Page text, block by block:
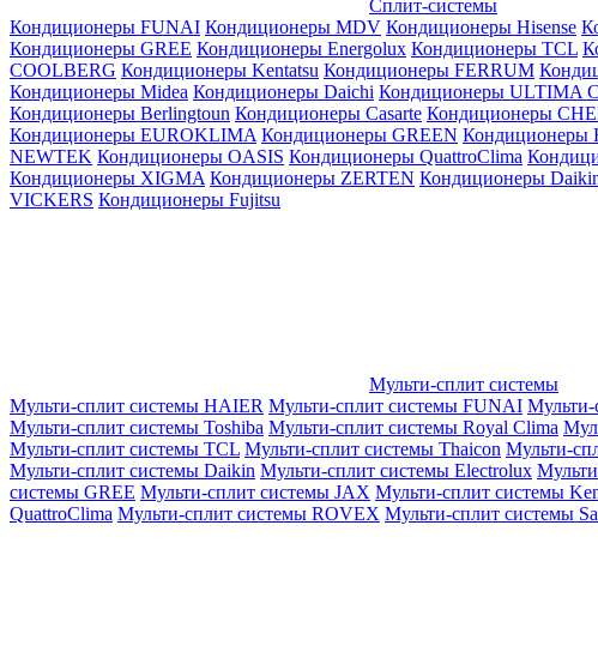
Сплит-системы
Кондиционеры FUNAI Кондиционеры MDV Кондиционеры Hisense
Кондиционеры GREE Кондиционеры Energolux Кондиционеры TCL
СOOLBERG Кондиционеры Kentatsu Кондиционеры FERRUM
Кондиционеры Midea Кондиционеры Daichi Кондиционеры ULTIMA
Кондиционеры Berlingtoun Кондиционеры Casarte Кондиционеры
Кондиционеры EUROKLIMA Кондиционеры GREEN Кондиционеры
NEWTEK Кондиционеры OASIS Кондиционеры QuattroClima
Кондиционеры XIGMA Кондиционеры ZERTEN Кондиционеры
VICKERS Кондиционеры Fujitsu
Мульти-сплит системы
Мульти-сплит системы HAIER Мульти-сплит системы FUNAI Мульти-
Мульти-сплит системы Toshiba Мульти-сплит системы Royal Clima
Мульти-сплит системы TCL Мульти-сплит системы Thaicon Мульти-
Мульти-сплит системы Daikin Мульти-сплит системы Electrolux
системы GREE Мульти-сплит системы JAX Мульти-сплит системы
QuattroClima Мульти-сплит системы ROVEX Мульти-сплит системы